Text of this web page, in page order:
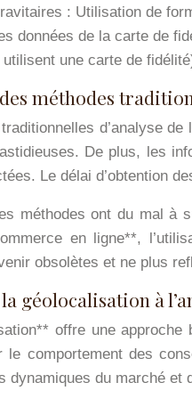
: Utilisation de
données de la carte de
une carte de
méthodes
d’analyse
De plus, les
Le délai d’obtention
méthodes ont du mal à
en ligne**,
obsolètes et ne plus
géolocalisation à
offre une
le comportement des
dynamiques du marché et